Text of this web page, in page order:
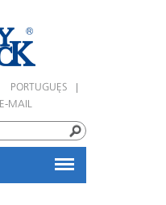
PORTUGUÊS
E-MAIL